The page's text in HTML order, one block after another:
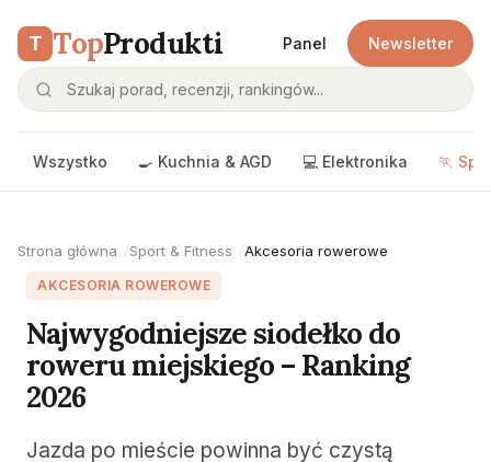
T TopProdukti Panel Newsletter
Wszystko 🍳 Kuchnia & AGD 💻 Elektronika 🏃
Strona główna Sport & Fitness Akcesoria rowerowe
AKCESORIA ROWEROWE
Najwygodniejsze siodełko do
roweru miejskiego – Ranking
2026
Jazda po mieście powinna być czystą